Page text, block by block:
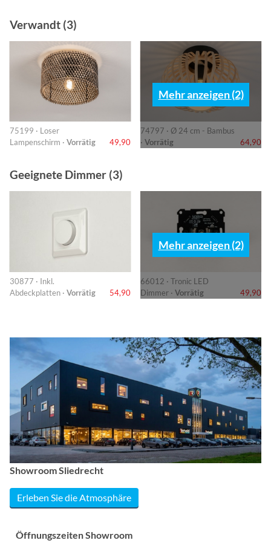
Verwandt (3)
75199 · Loser
Lampenschirm · Vorrätig 49,90
74797 · Ø 24 cm - Bambus
· Vorrätig 64,90
Mehr anzeigen (2)
Geeignete Dimmer (3)
30877 · Inkl.
Abdeckplatten · Vorrätig 54,90
66012 · Tronic LED
Dimmer · Vorrätig 49,90
Mehr anzeigen (2)
Showroom Sliedrecht
Erleben Sie die Atmosphäre
Öffnungszeiten Showroom